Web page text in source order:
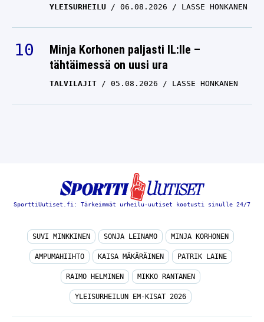
YLEISURHEILU 06.08.2026 LASSE HONKANEN
Minja Korhonen paljasti IL:lle –
tähtäimessä on uusi ura
TALVILAJIT 05.08.2026 LASSE HONKANEN
SporttiUutiset.fi: Tärkeimmät urheilu-uutiset kootusti sinulle 24/7
SUVI MINKKINEN SONJA LEINAMO MINJA KORHONEN
AMPUMAHIIHTO KAISA MÄKÄRÄINEN PATRIK LAINE
RAIMO HELMINEN MIKKO RANTANEN
YLEISURHEILUN EM-KISAT 2026